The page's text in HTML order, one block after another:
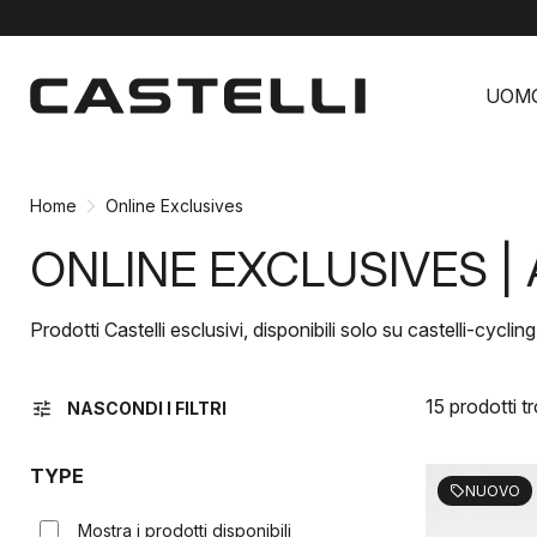
contenuto
navigazione
Home Online Exclusives
ONLINE EXCLUSIVES
Prodotti Castelli esclusivi, disponibili solo su castelli-
tune NASCONDI I FILTRI 15 prodotti
TYPE
Mostra i prodotti disponibili
sellNUOVO